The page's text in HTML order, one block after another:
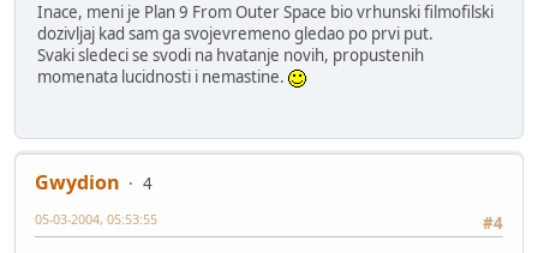
Inace, meni je Plan 9 From Outer Space bio vrhunski filmofilski
dozivljaj kad sam ga svojevremeno gledao po prvi put.
Svaki sledeci se svodi na hvatanje novih, propustenih
momenata lucidnosti i nemastine.
Gwydion
4
#4
05-03-2004, 05:53:55